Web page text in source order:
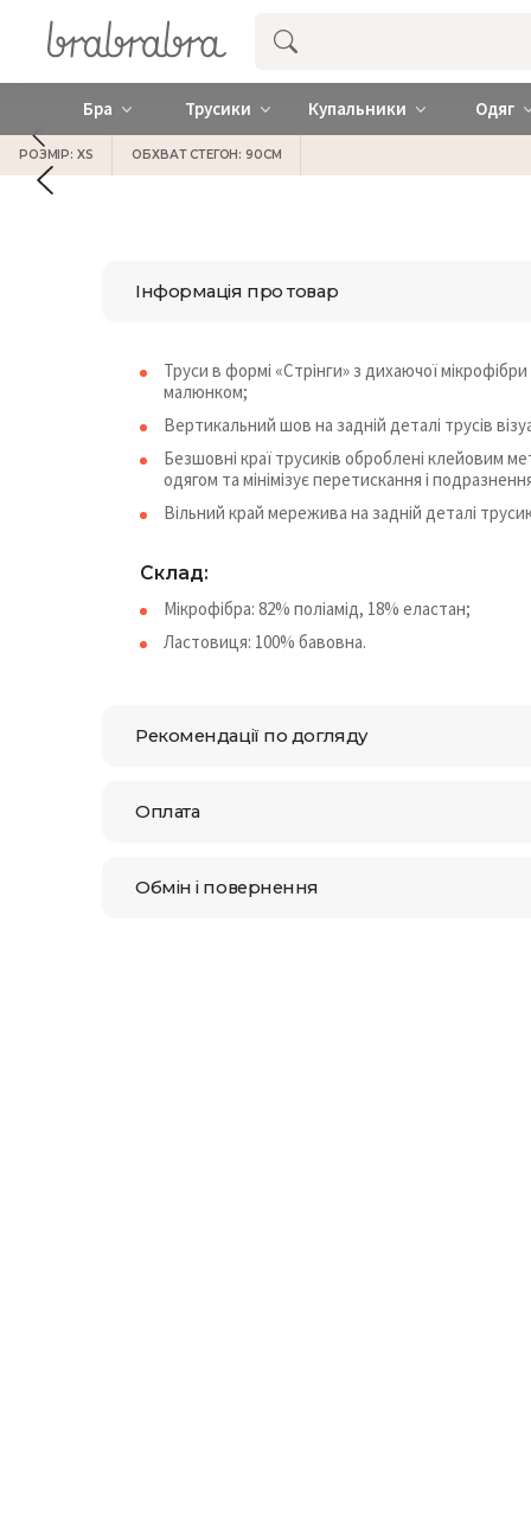
Купити нижню жіночу білизну ❤️
Бра Трусики Купальники Одяг
РОЗМІР: XS ОБХВАТ СТЕГОН: 90СМ
Інформація про товар
Труси в формі «Стрінги» з дихаючої
малюнком;
Вертикальний шов на задній деталі трусів
Безшовні краї трусиків оброблені клейовим
одягом та мінімізує перетискання і
Вільний край мережива на задній деталі
Склад:
Мікрофібра: 82% поліамід, 18% еластан;
Ластовиця: 100% бавовна.
Рекомендації по догляду
Оплата
Обмін і повернення